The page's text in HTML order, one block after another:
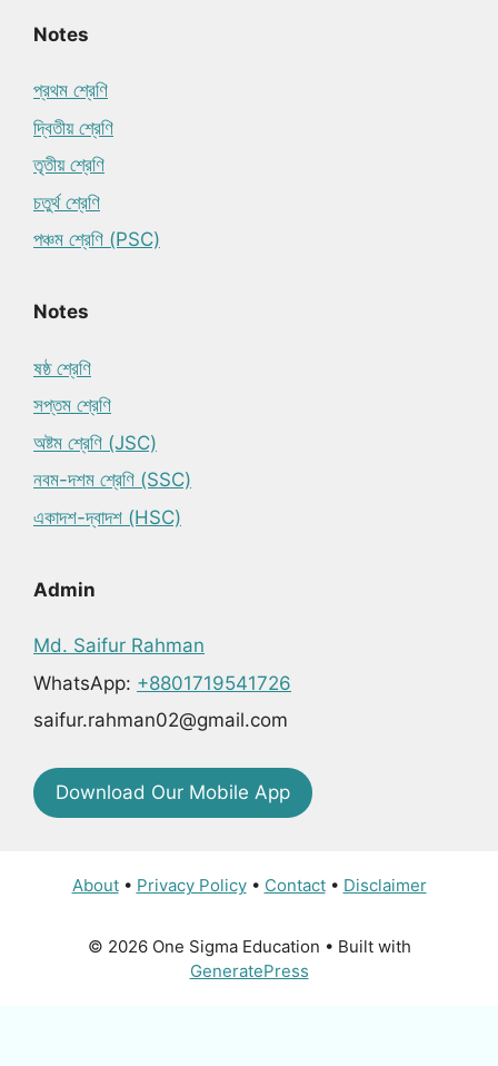
Notes
প্রথম শ্রেণি
দ্বিতীয় শ্রেণি
তৃতীয় শ্রেণি
চতুর্থ শ্রেণি
পঞ্চম শ্রেণি (PSC)
Notes
ষষ্ঠ শ্রেণি
সপ্তম শ্রেণি
অষ্টম শ্রেণি (JSC)
নবম-দশম শ্রেণি (SSC)
একাদশ-দ্বাদশ (HSC)
Admin
Md. Saifur Rahman
WhatsApp: +8801719541726
saifur.rahman02@gmail.com
Download Our Mobile App
About• Privacy Policy• Contact• Disclaimer
© 2026 One Sigma Education • Built with
GeneratePress